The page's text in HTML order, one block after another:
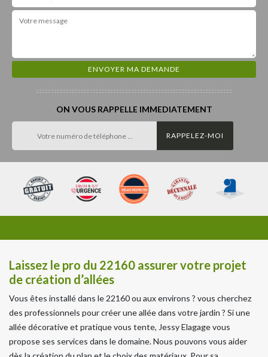
ON VOUS RAPPELLE IMMEDIATEMENT
Laissez le pro du 22160 assurer votre projet
de création d’allées
Vous êtes installé dans le 22160 ou aux environs ? vous cherchez
des professionnels pour créer une allée dans votre jardin ? Si une
allée décorative et pratique vous tente, Jessy Elagage vous
propose ses services dans le domaine. Nous pouvons vous aider